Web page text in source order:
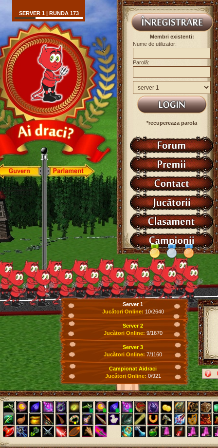
SERVER 1 | RUNDA 173
Membri existenti:
Nume de utilizator:
Parolă:
*recupereaza parola
Server 1
Jucători Online: 10/2640
Server 2
Jucători Online: 9/1670
Server 3
Jucători Online: 7/1160
Campionat Aidraci
Jucători Online: 0/921